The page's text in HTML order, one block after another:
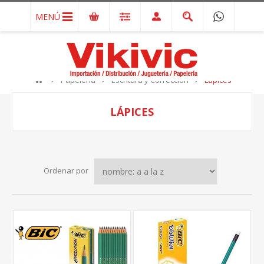
MENÚ
Papelería Escritura y Corrección Lápices
LÁPICES
Ordenar por